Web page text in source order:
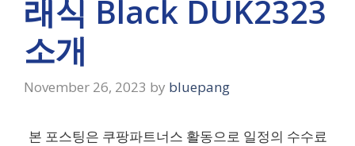
래식 Black DUK2323
소개
November 26, 2023 by bluepang
본 포스팅은 쿠팡파트너스 활동으로 일정의 수수료